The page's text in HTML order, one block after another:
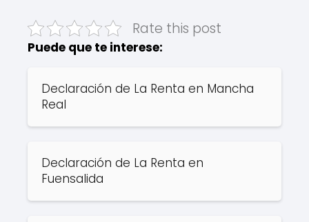
Rate this post
Puede que te interese:
Declaración de La Renta en Mancha
Real
Declaración de La Renta en
Fuensalida